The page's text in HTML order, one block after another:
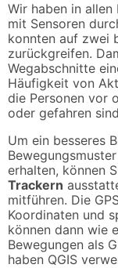
Wir haben in allen
mit Sensoren
konnten auf zwei
zurückgreifen.
Wegabschnitte
Häufigkeit von
die Personen vor
oder gefahren
Um ein besseres
erhalten, können
Trackern
mitführen. Die
Koordinaten und
können dann wie
Bewegungen als
haben QGIS